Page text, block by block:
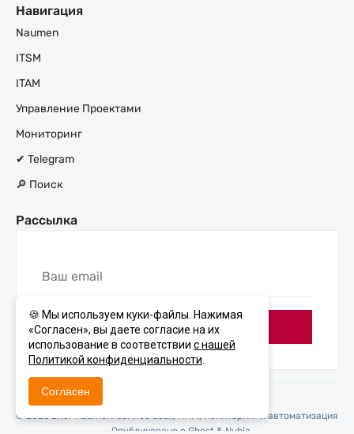
Навигация
Naumen
ITSM
ITAM
Управление Проектами
Мониторинг
✔ Telegram
🔎 Поиск
Рассылка
Подписаться
© 2026 Блог Naumen: service desk, ITAM, мониторинг и автоматизация
– Опубликовано с Ghost & Nubia
🍪 Мы используем куки-файлы. Нажимая
«Согласен», вы даете согласие на их
использование в соответствии с нашей
Политикой конфиденциальности
Согласен